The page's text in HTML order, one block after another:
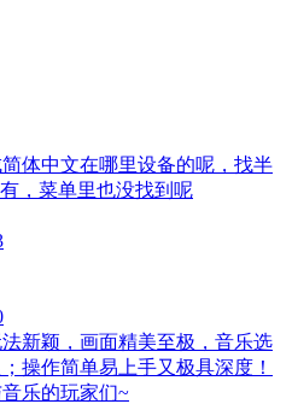
体中文在哪里设备的呢，找半
，菜单里也没找到呢
新颖，画面精美至极，音乐选
操作简单易上手又极具深度！
乐的玩家们~